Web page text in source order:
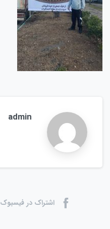
admin
اشتراک در فیسبوک